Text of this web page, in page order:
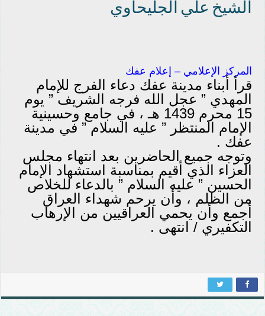
الشيخ علي الجليحاوي
المركز الإعلامي – إعلام عفك
قرأ أبناء مدينة عفك دعاء الفرج للإمام
المهدي ” عجل الله فرجه الشريف ” يوم
15 محرم 1439 هـ ، في جامع وحسينية
الإمام المنتظر ” عليه السلام ” في مدينة
عفك .
وتوجه جميع الحاضرين بعد انتهاء مجلس
العزاء الذي أقيم بمناسبة استشهاد الإمام
الحسين ” عليه السلام ” بالدعاء للخلاص
من الظلم ، وأن يرحم شهداء العراق
أجمع وأن يحمي العراقيين من الإرهاب
التكفيري / انتهى .